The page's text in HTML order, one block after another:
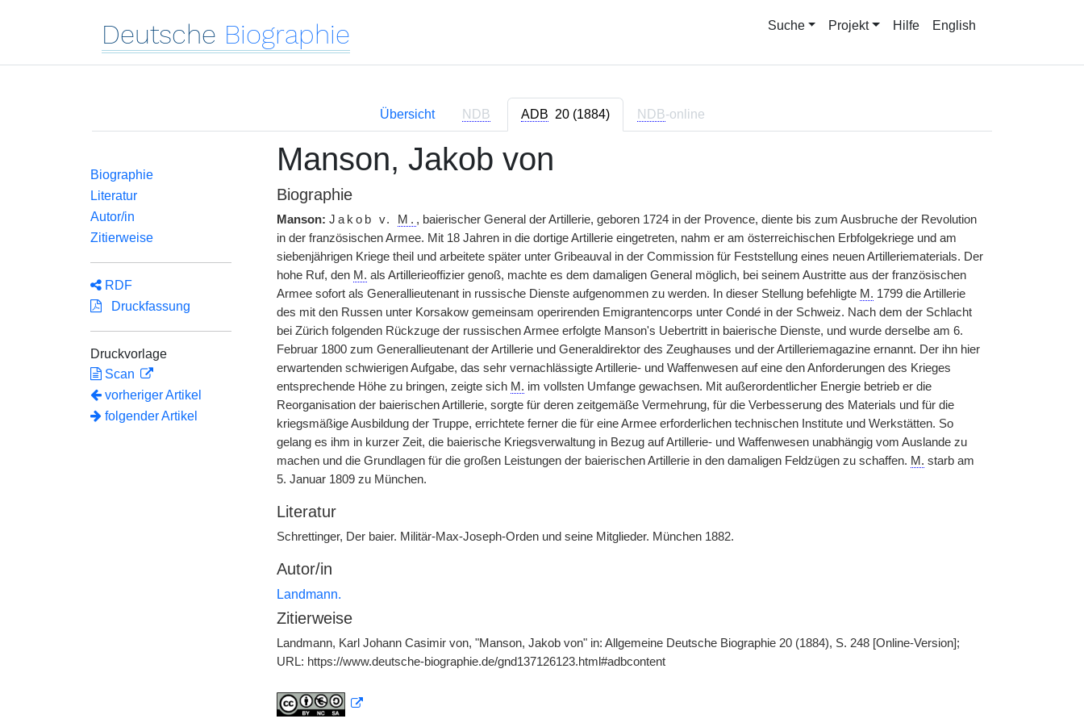
Deutsche Biographie Suche Projekt Hilfe English
Übersicht NDB ADB 20 (1884) NDB-online
Biographie
Literatur
Autor/in
Zitierweise
RDF
Druckfassung
Druckvorlage
Scan
vorheriger Artikel
folgender Artikel
Manson, Jakob von
Biographie
Manson: Jakob v. M. , baierischer General der Artillerie, geboren 1724 in der Provence, diente bis zum Ausbruche der Revolution
in der französischen Armee. Mit 18 Jahren in die dortige Artillerie eingetreten, nahm er am österreichischen Erbfolgekriege und am
siebenjährigen Kriege theil und arbeitete später unter Gribeauval in der Commission für Feststellung eines neuen Artilleriematerials. Der
hohe Ruf, den M. als Artillerieoffizier genoß, machte es dem damaligen General möglich, bei seinem Austritte aus der französischen
Armee sofort als Generallieutenant in russische Dienste aufgenommen zu werden. In dieser Stellung befehligte M. 1799 die Artillerie
des mit den Russen unter Korsakow gemeinsam operirenden Emigrantencorps unter Condéin der Schweiz. Nach dem der Schlacht
bei Zürich folgenden Rückzuge der russischen Armee erfolgte Manson's Uebertritt in baierische Dienste, und wurde derselbe am 6.
Februar 1800 zum Generallieutenant der Artillerie und Generaldirektor des Zeughauses und der Artilleriemagazine ernannt. Der ihn hier
erwartenden schwierigen Aufgabe, das sehr vernachlässigte Artillerie- und Waffenwesen auf eine den Anforderungen des Krieges
entsprechende Höhe zu bringen, zeigte sich M. im vollsten Umfange gewachsen. Mit außerordentlicher Energie betrieb er die
Reorganisation der baierischen Artillerie, sorgte für deren zeitgemäße Vermehrung, für die Verbesserung des Materials und für die
kriegsmäßige Ausbildung der Truppe, errichtete ferner die für eine Armee erforderlichen technischen Institute und Werkstätten. So
gelang es ihm in kurzer Zeit, die baierische Kriegsverwaltung in Bezug auf Artillerie- und Waffenwesen unabhängig vom Auslande zu
machen und die Grundlagen für die großen Leistungen der baierischen Artillerie in den damaligen Feldzügen zu schaffen. M. starb am
5. Januar 1809 zu München.
Literatur
Schrettinger, Der baier. Militär-Max-Joseph-Orden und seine Mitglieder. München 1882.
Autor/in
Landmann.
Zitierweise
Landmann, Karl Johann Casimir von, "Manson, Jakob von" in: Allgemeine Deutsche Biographie 20 (1884), S. 248 [Online-Version];
URL: https://www.deutsche-biographie.de/gnd137126123.html#adbcontent